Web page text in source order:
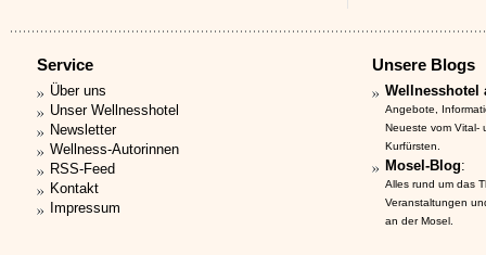
Service
Über uns
Unser Wellnesshotel
Newsletter
Wellness-Autorinnen
RSS-Feed
Kontakt
Impressum
Unsere Blogs
Wellnesshotel
Angebote,
Neueste vom Vital-
Kurfürsten.
Mosel-Blog:
Alles rund um das
Veranstaltungen
an der Mosel.